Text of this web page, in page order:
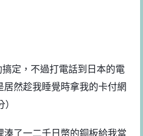
搞定，不過打電話到日本的電
居然趁我睡覺時拿我的卡付網
湊了一二千日幣的銅板給我當